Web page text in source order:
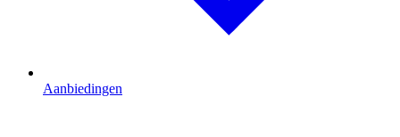
Aanbiedingen